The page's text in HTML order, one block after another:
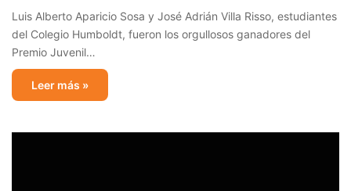
Luis Alberto Aparicio Sosa y José Adrián Villa Risso, estudiantes
del Colegio Humboldt, fueron los orgullosos ganadores del
Premio Juvenil…
Leer más »